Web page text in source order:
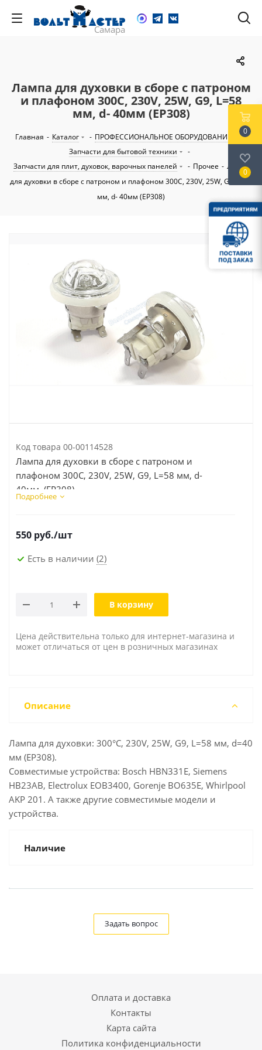
Лампа для духовки в сборе с патроном
и плафоном 300C, 230V, 25W, G9, L=58
мм, d- 40мм (EP308)
Главная - Каталог - ПРОФЕССИОНАЛЬНОЕ ОБОРУДОВАНИЕ
-
Запчасти для бытовой техники
-
Запчасти для плит, духовок, варочных панелей
- Прочее - Лампа
для духовки в сборе с патроном и плафоном 300C, 230V, 25W, G9, L=58
мм, d- 40мм (EP308)
Код товара 00-00114528
Лампа для духовки в сборе с патроном и
плафоном 300C, 230V, 25W, G9, L=58 мм, d-
40мм (EP308)
Подробнее
550 руб./шт
Есть в наличии (2)
В корзину
Цена действительна только для интернет-магазина и
может отличаться от цен в розничных магазинах
Описание
Лампа для духовки: 300°C, 230V, 25W, G9, L=58 мм, d=40
мм (EP308).
Совместимые устройства: Bosch HBN331E, Siemens
HB23AB, Electrolux EOB3400, Gorenje BO635E, Whirlpool
AKP 201. А также другие совместимые модели и
устройства.
Наличие
Задать вопрос
Оплата и доставка
Контакты
Карта сайта
Политика конфиденциальности
0
0